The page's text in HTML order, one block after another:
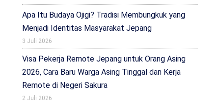
Apa Itu Budaya Ojigi? Tradisi Membungkuk yang
Menjadi Identitas Masyarakat Jepang
3 Juli 2026
Visa Pekerja Remote Jepang untuk Orang Asing
2026, Cara Baru Warga Asing Tinggal dan Kerja
Remote di Negeri Sakura
2 Juli 2026